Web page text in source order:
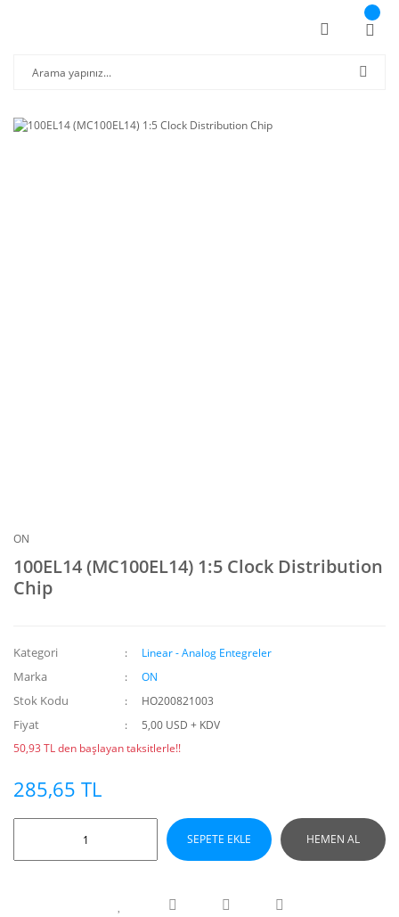
ON
100EL14 (MC100EL14) 1:5 Clock Distribution
Chip
Kategori Linear - Analog Entegreler
Marka ON
Stok Kodu HO200821003
Fiyat
5,00 USD + KDV
50,93 TL den başlayan taksitlerle!!
285,65 TL
SEPETE EKLE HEMEN AL